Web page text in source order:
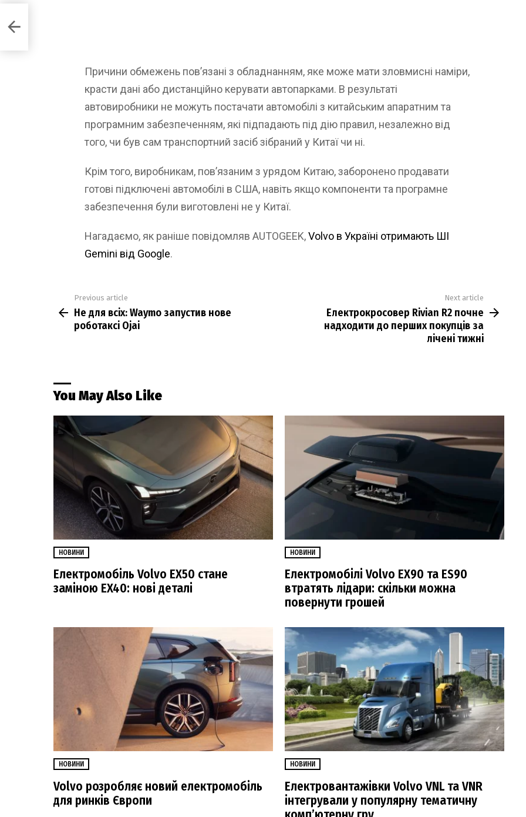
Причини обмежень пов’язані з обладнанням, яке може мати зловмисні наміри,
красти дані або дистанційно керувати автопарками. В результаті
автовиробники не можуть постачати автомобілі з китайським апаратним та
програмним забезпеченням, які підпадають під дію правил, незалежно від
того, чи був сам транспортний засіб зібраний у Китаї чи ні.
Крім того, виробникам, пов’язаним з урядом Китаю, заборонено продавати
готові підключені автомобілі в США, навіть якщо компоненти та програмне
забезпечення були виготовлені не у Китаї.
Нагадаємо, як раніше повідомляв AUTOGEEK,Volvo в Україні отримають ШІ
Gemini від Google.
more
Previous article
Не для всіх: Waymo запустив нове
роботаксі Ojai
Next article
Електрокросовер Rivian R2 почне
надходити до перших покупців за
лічені тижні
You May Also Like
НОВИНИ
Електромобіль Volvo EX50 стане
заміною EX40: нові деталі
НОВИНИ
Електромобілі Volvo EX90 та ES90
втратять лідари: скільки можна
повернути грошей
НОВИНИ
Volvo розробляє новий електромобіль
для ринків Європи
НОВИНИ
Електровантажівки Volvo VNL та VNR
інтегрували у популярну тематичну